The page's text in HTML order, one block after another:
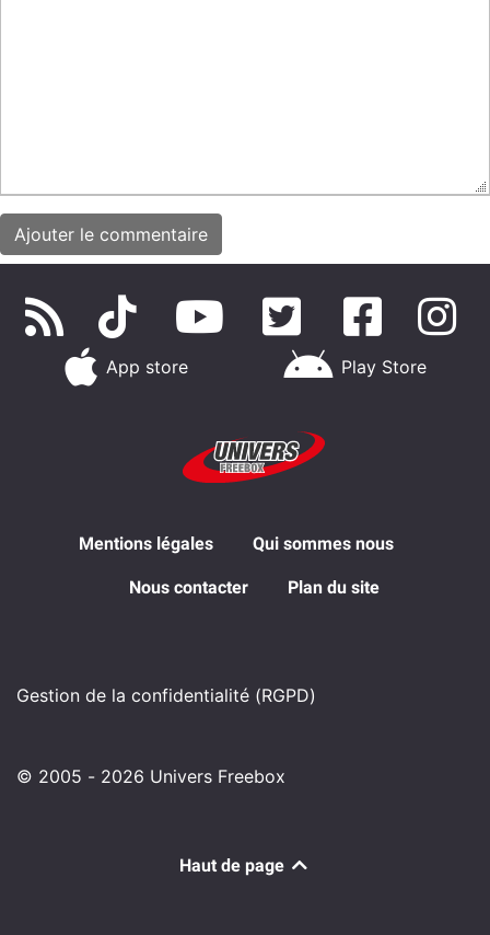
App store Play Store
Mentions légales Qui sommes nous
Nous contacter Plan du site
Gestion de la confidentialité (RGPD)
© 2005 - 2026 Univers Freebox
Haut de page